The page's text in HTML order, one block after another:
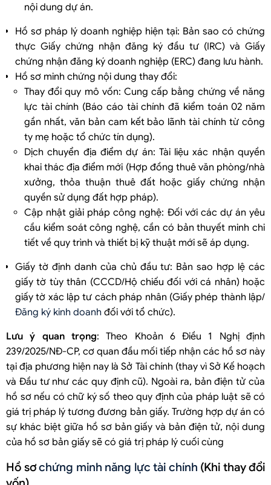
nội dung dự án.
Hồ sơ pháp lý doanh nghiệp hiện tại: Bản sao có chứng
thực Giấy chứng nhận đăng ký đầu tư (IRC) và Giấy
chứng nhận đăng ký doanh nghiệp (ERC) đang lưu hành.
Hồ sơ minh chứng nội dung thay đổi:
Thay đổi quy mô vốn: Cung cấp bằng chứng về năng
lực tài chính (Báo cáo tài chính đã kiểm toán 02 năm
gần nhất, văn bản cam kết bảo lãnh tài chính từ công
ty mẹ hoặc tổ chức tín dụng).
Dịch chuyển địa điểm dự án: Tài liệu xác nhận quyền
khai thác địa điểm mới (Hợp đồng thuê văn phòng/nhà
xưởng, thỏa thuận thuê đất hoặc giấy chứng nhận
quyền sử dụng đất hợp pháp).
Cập nhật giải pháp công nghệ: Đối với các dự án yêu
cầu kiểm soát công nghệ, cần có bản thuyết minh chi
tiết về quy trình và thiết bị kỹ thuật mới sẽ áp dụng.
Giấy tờ định danh của chủ đầu tư: Bản sao hợp lệ các
giấy tờ tùy thân (CCCD/Hộ chiếu đối với cá nhân) hoặc
giấy tờ xác lập tư cách pháp nhân (Giấy phép thành lập/
Đăng ký kinh doanh đối với tổ chức).
Lưu ý quan trọng: Theo Khoản 6 Điều 1 Nghị định
239/2025/NĐ-CP, cơ quan đầu mối tiếp nhận các hồ sơ này
tại địa phương hiện nay là Sở Tài chính (thay vì Sở Kế hoạch
và Đầu tư như các quy định cũ). Ngoài ra, bản điện tử của
hồ sơ nếu có chữ ký số theo quy định của pháp luật sẽ có
giá trị pháp lý tương đương bản giấy. Trường hợp dự án có
sự khác biệt giữa hồ sơ bản giấy và bản điện tử, nội dung
của hồ sơ bản giấy sẽ có giá trị pháp lý cuối cùng
Hồ sơchứng minh năng lực tài chính (Khi thay đổi